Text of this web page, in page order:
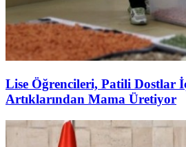
Lise Öğrencileri, Patili Dostlar
Artıklarından Mama Üretiyor